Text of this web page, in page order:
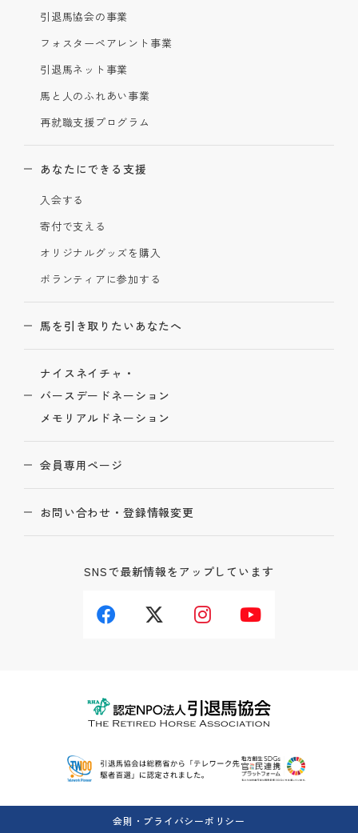
引退馬協会の事業
フォスターペアレント事業
引退馬ネット事業
馬と人のふれあい事業
再就職支援プログラム
あなたにできる支援
入会する
寄付で支える
オリジナルグッズを購入
ボランティアに参加する
馬を引き取りたいあなたへ
ナイスネイチャ・
バースデードネーション
メモリアルドネーション
会員専用ページ
お問い合わせ・登録情報変更
SNSで最新情報をアップしています
会則・プライバシーポリシー